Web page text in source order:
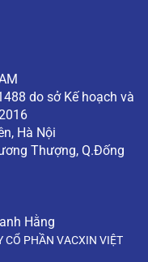
do sở Kế hoạch và
Hà Nội
Thượng, Q.Đống
Hằng
CỔ PHẦN VACXIN VIỆT